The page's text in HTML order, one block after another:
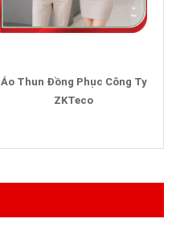
Áo Thun Đồng Phục Công Ty
ZKTeco